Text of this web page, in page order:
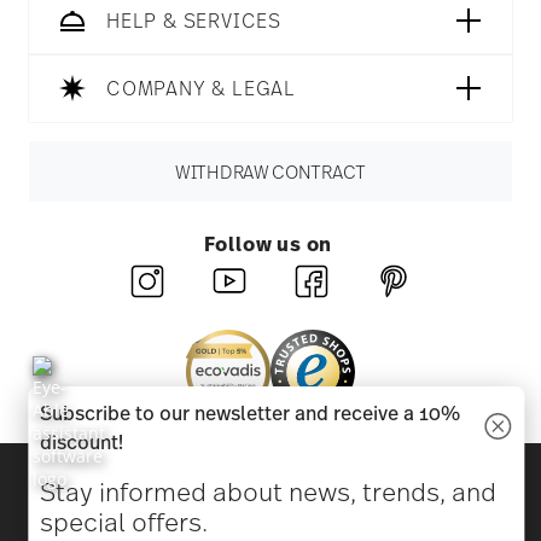
HELP & SERVICES
COMPANY & LEGAL
WITHDRAW CONTRACT
Follow us on
Beauty & functionality for your home
Subscribe to our newsletter and receive a 10%
discount!
Stay informed about news, trends, and
special offers.